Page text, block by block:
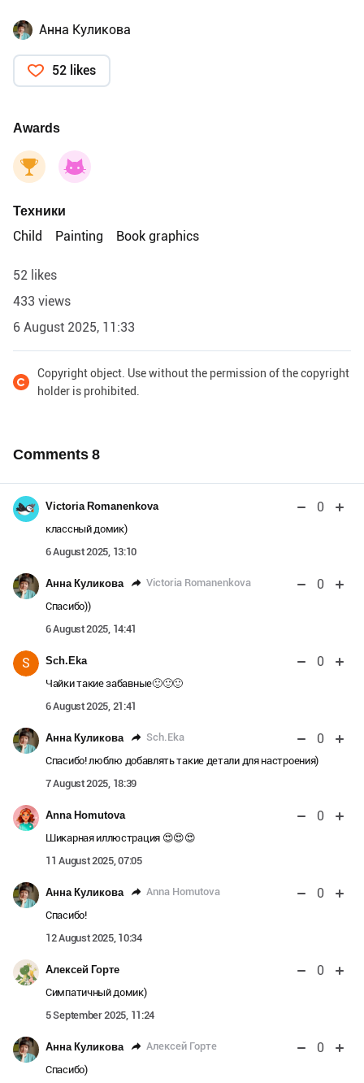
Анна Куликова
52 likes
Awards
Техники
Child
Painting Book graphics
52 likes
433 views
6 August 2025, 11:33
Copyright object. Use without the permission of the copyright
holder is prohibited.
Comments8
Victoria Romanenkova 0
классный домик)
6 August 2025, 13:10
Анна Куликова Victoria Romanenkova 0
Спасибо))
6 August 2025, 14:41
S Sch.Eka 0
Чайки такие забавные🙂🙂🙂
6 August 2025, 21:41
Анна Куликова Sch.Eka 0
Спасибо! люблю добавлять такие детали для настроения)
7 August 2025, 18:39
Anna Homutova 0
Шикарная иллюстрация 😍😍😍
11 August 2025, 07:05
Анна Куликова Anna Homutova 0
Спасибо!
12 August 2025, 10:34
Алексей Горте 0
Симпатичный домик)
5 September 2025, 11:24
Анна Куликова Алексей Горте 0
Спасибо)